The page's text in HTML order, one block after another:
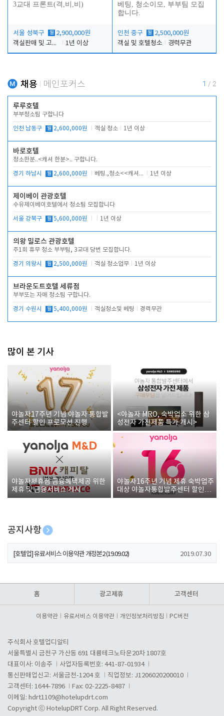
3교대 프론트(격,비,비)
서울 성북구 월 2,900,000원
객실판매 및 고객응대
1년 이상
베팅, 청소이모, 부부팀 모집
합니다.
인천 중구 월 2,500,000원
객실 및 호텔청소
경력무관
채용 메인포커스 1 / 2
루루호텔
부부청소팀 구합니다
인천 남동구 월 2,600,000원 객실 청소 1년 이상
바로호텔
청소한분..<캐셔 한분>.. 구합니다.
경기 하남시 월 2,600,000원 베팅.,청소<<캐셔 모셔봅니다. 1년 이상
제이베이 관광호텔
수유제이베이호텔에서 청소팀 모집합니다
서울 강북구 월 5,600,000원 1년 이상
의왕 밀로스 관광호텔
주1회 휴무 청소 부부팀, 3교대 당번 모집합니다.
경기 의왕시 월 2,500,000원 객실 청소업무 1년 이상
브라운도트호텔 세류점
부부또는 자매 청소팀 구합니다.
경기 수원시 월 5,400,000원 객실청소및 베팅 경력무관
많이 본 기사
야놀자17주년 기념 야놀자 통합발
주센터 할인 프로모션 진행
<야놀자 MRO, 숙박업소 위한 삼
성전자 가전제품 특가 개시>
야놀자제휴점 금융혜택제공 위한
제휴 및 금융서비스 게시
야놀자16주년 기념 제휴 숙박업주
대상 야놀자통합발주센터 할인쿠
폰 증정
공지사항
[호텔업] 개인정보 처리방침 개정본1 (19.09.02)
[호텔업] 유료서비스 이용약관 개정본2 (19.09.02) 2019.07.30
홈 광고제휴 고객센터
이용약관 유료서비스 이용약관 개인정보처리방침 PC버전
주식회사 호텔업디알티
서울특별시 금천구 가산동 691 대륭테크노타운20차 1807호
대표이사: 이송주
사업자등록번호: 441-87-01934
통신판매업신고: 서울금천-1204 호
직업정보: J1206020200010
고객센터: 1644-7896
Fax: 02-2225-8487
이메일: hdrt1109@hotelupdrt.com
Copyright ⓒ HotelupDRT Corp. All Right Reserved.